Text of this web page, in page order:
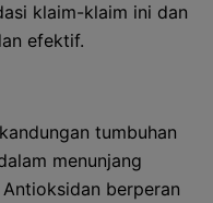
klaim-klaim ini dan
efektif.
tumbuhan
menunjang
berperan